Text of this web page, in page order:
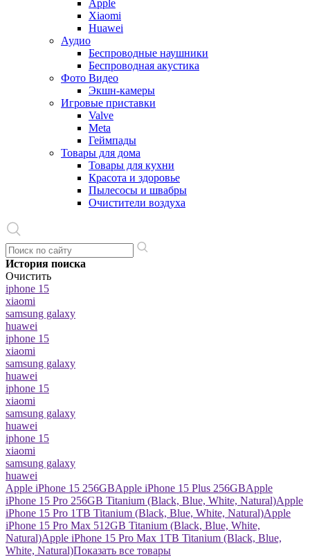
Apple
Xiaomi
Huawei
Аудио
Беспроводные наушники
Беспроводная акустика
Фото Видео
Экшн-камеры
Игровые приставки
Valve
Meta
Геймпады
Товары для дома
Товары для кухни
Красота и здоровье
Пылесосы и швабры
Очистители воздуха
История поиска
Очистить
iphone 15
xiaomi
samsung galaxy
huawei
iphone 15
xiaomi
samsung galaxy
huawei
iphone 15
xiaomi
samsung galaxy
huawei
iphone 15
xiaomi
samsung galaxy
huawei
Apple iPhone 15 256GBApple iPhone 15 Plus 256GBApple
iPhone 15 Pro 256GB Titanium (Black, Blue, White, Natural)Apple
iPhone 15 Pro 1TB Titanium (Black, Blue, White, Natural)Apple
iPhone 15 Pro Max 512GB Titanium (Black, Blue, White,
Natural)Apple iPhone 15 Pro Max 1TB Titanium (Black, Blue,
White, Natural)Показать все товары